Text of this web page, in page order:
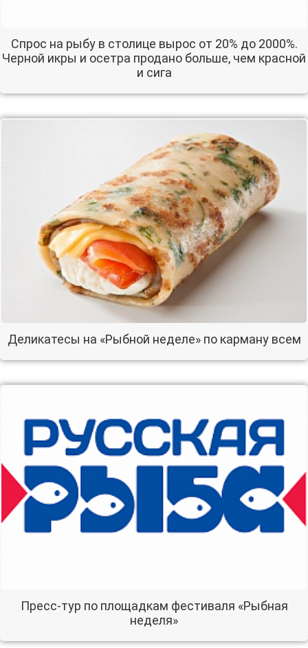
Спрос на рыбу в столице вырос от 20% до 2000%.
Черной икры и осетра продано больше, чем красной
и сига
Деликатесы на «Рыбной неделе» по карману всем
Пресс-тур по площадкам фестиваля «Рыбная
неделя»